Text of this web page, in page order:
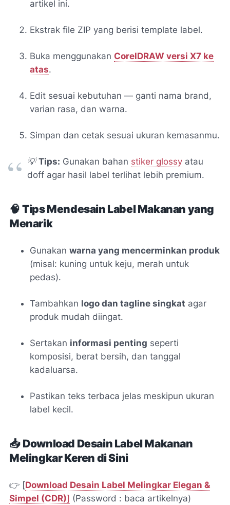
artikel ini.
Ekstrak file ZIP yang berisi template label.
Buka menggunakan CorelDRAW versi X7 ke
atas.
Edit sesuai kebutuhan — ganti nama brand,
varian rasa, dan warna.
Simpan dan cetak sesuai ukuran kemasanmu.
💡Tips: Gunakan bahan stiker glossy atau
doff agar hasil label terlihat lebih premium.
🧠Tips Mendesain Label Makanan yang
Menarik
Gunakan warna yang mencerminkan produk
(misal: kuning untuk keju, merah untuk
pedas).
Tambahkan logo dan tagline singkat agar
produk mudah diingat.
Sertakan informasi penting seperti
komposisi, berat bersih, dan tanggal
kadaluarsa.
Pastikan teks terbaca jelas meskipun ukuran
label kecil.
📥 Download Desain Label Makanan
Melingkar Keren di Sini
👉 [Download Desain Label Melingkar Elegan &
Simpel (CDR)] (Password : baca artikelnya)